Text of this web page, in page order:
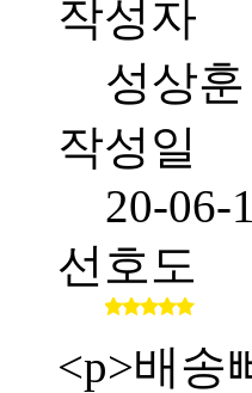
작성자
성상훈
작성일
20-06-
선호도
<p>배송